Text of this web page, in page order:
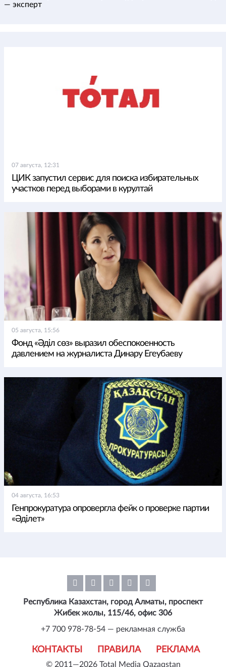
— эксперт
07 августа, 12:31
ЦИК запустил сервис для поиска избирательных
участков перед выборами в курултай
05 августа, 15:56
Фонд «Әділ сөз» выразил обеспокоенность
давлением на журналиста Динару Егеубаеву
04 августа, 16:53
Генпрокуратура опровергла фейк о проверке партии
«Әділет»
© 2011—2026 Total Media Qazaqstan
КОНТАКТЫ ПРАВИЛА РЕКЛАМА
Республика Казахстан, город Алматы, проспект
Жибек жолы, 115/46, офис 306
+7 700 978-78-54 — рекламная служба